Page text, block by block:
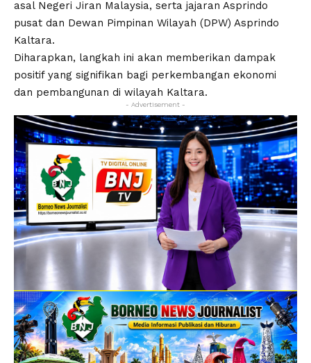
asal Negeri Jiran Malaysia, serta jajaran Asprindo
pusat dan Dewan Pimpinan Wilayah (DPW) Asprindo
Kaltara.
Diharapkan, langkah ini akan memberikan dampak
positif yang signifikan bagi perkembangan ekonomi
dan pembangunan di wilayah Kaltara.
- Advertisement -